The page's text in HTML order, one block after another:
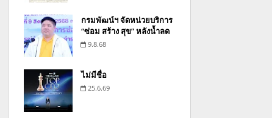
กรมพัฒน์ฯ จัดหน่วยบริการ
“ซ่อม สร้าง สุข” หลังน้ำลด
9.8.68
ไม่มีชื่อ
25.6.69